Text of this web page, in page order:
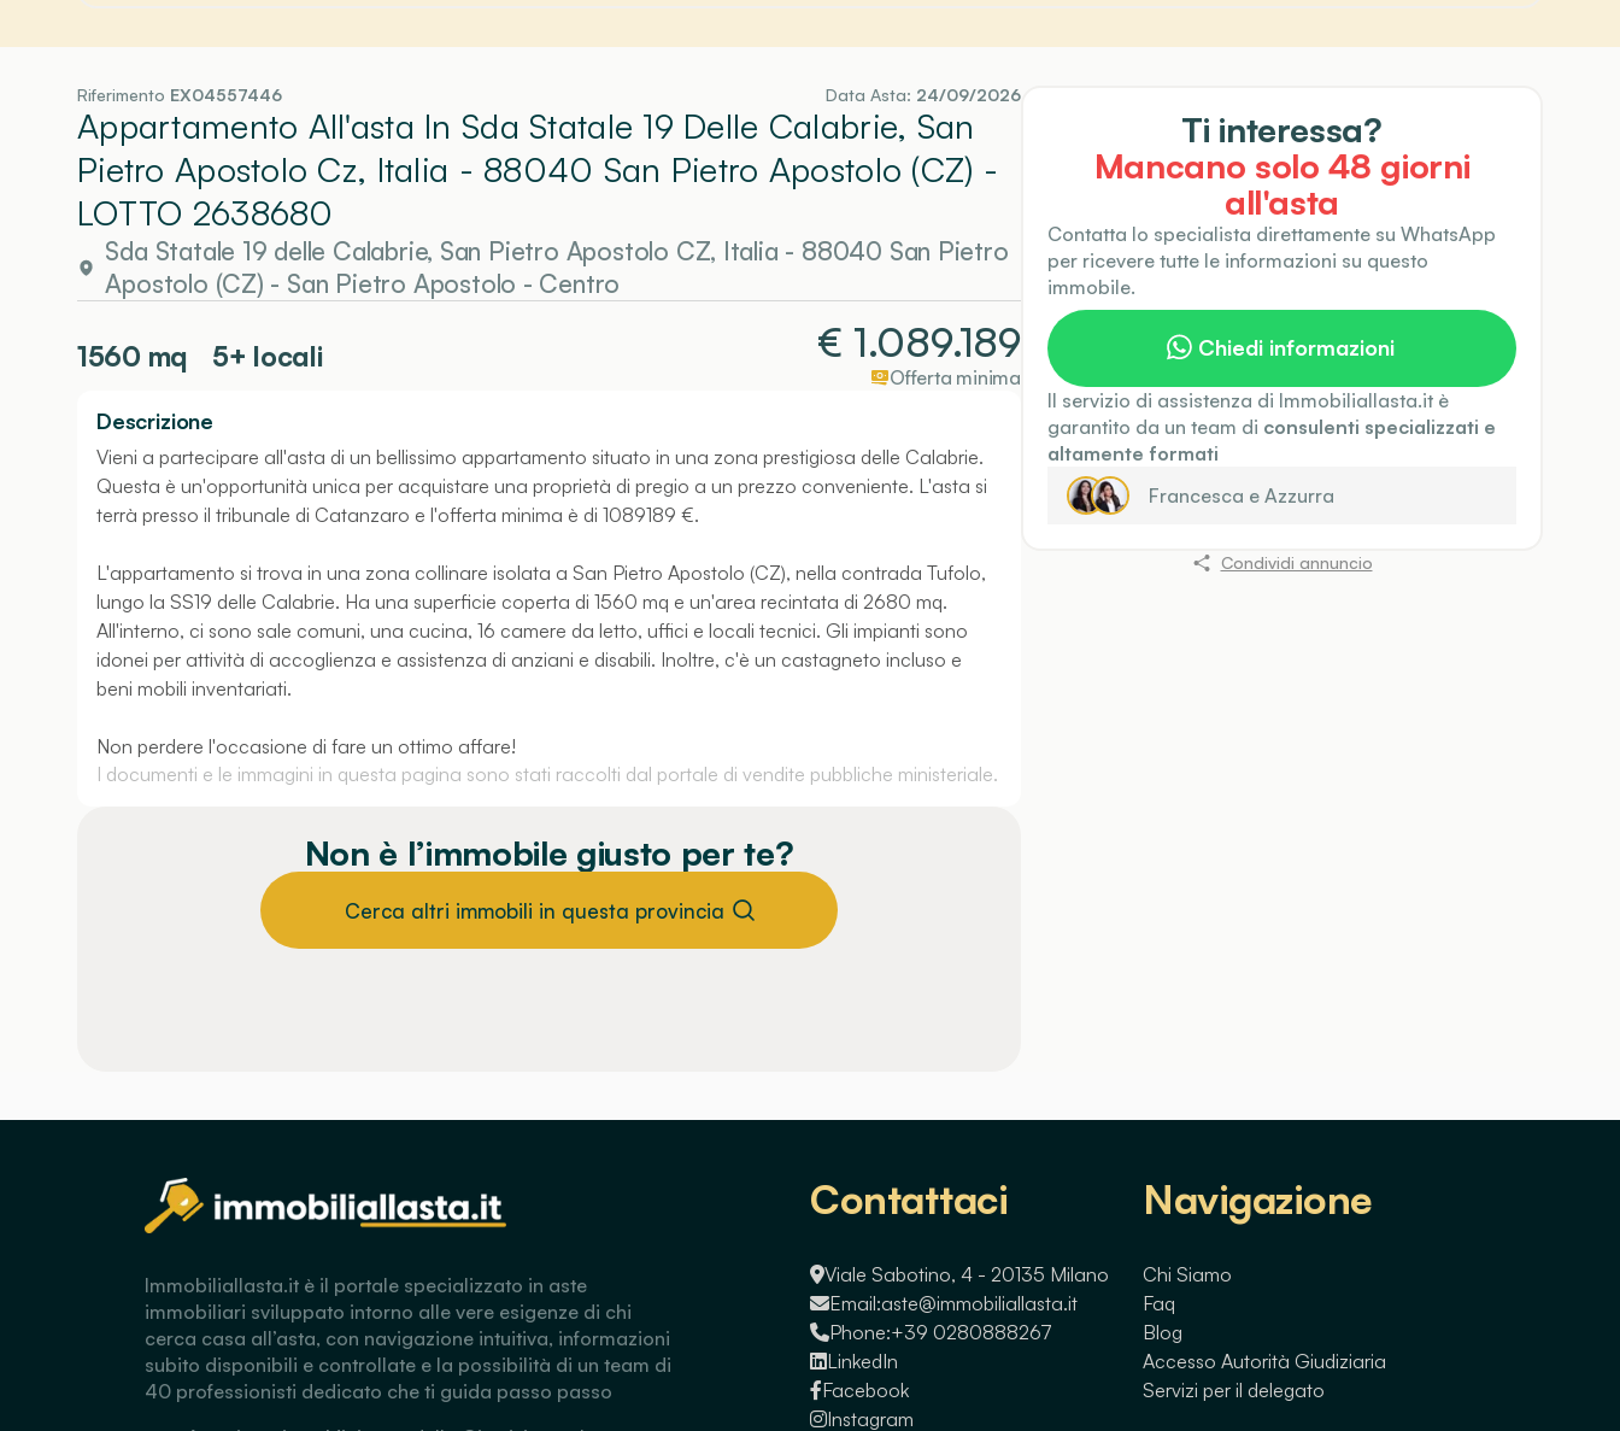
Riferimento EX04557446 Data Asta: 24/09/2026
Appartamento All'asta In Sda Statale 19 Delle Calabrie, San
Pietro Apostolo Cz, Italia - 88040 San Pietro Apostolo (CZ) -
LOTTO 2638680
Sda Statale 19 delle Calabrie, San Pietro Apostolo CZ, Italia - 88040 San Pietro
Apostolo (CZ) - San Pietro Apostolo - Centro
1560 mq 5+ locali € 1.089.189
Offerta minima
Descrizione
Vieni a partecipare all'asta di un bellissimo appartamento situato in una zona prestigiosa delle Calabrie.
Questa è un'opportunità unica per acquistare una proprietà di pregio a un prezzo conveniente. L'asta si
terrà presso il tribunale di Catanzaro e l'offerta minima è di 1089189 €.
L'appartamento si trova in una zona collinare isolata a San Pietro Apostolo (CZ), nella contrada Tufolo,
lungo la SS19 delle Calabrie. Ha una superficie coperta di 1560 mq e un'area recintata di 2680 mq.
All'interno, ci sono sale comuni, una cucina, 16 camere da letto, uffici e locali tecnici. Gli impianti sono
idonei per attività di accoglienza e assistenza di anziani e disabili. Inoltre, c'è un castagneto incluso e
beni mobili inventariati.
Non perdere l'occasione di fare un ottimo affare!
I documenti e le immagini in questa pagina sono stati raccolti dal portale di vendite pubbliche ministeriale.
Non è l’immobile giusto per te?
Cerca altri immobili in questa provincia
Ti interessa?
Mancano solo48 giorni
all'asta
Contatta lo specialista direttamente su WhatsApp
per ricevere tutte le informazioni su questo
immobile.
Chiedi informazioni
Il servizio di assistenza di Immobiliallasta.it è
garantito da un team di consulenti specializzati e
altamente formati
Francesca e Azzurra
Condividi annuncio
Immobiliallasta.it è il portale specializzato in aste
immobiliari sviluppato intorno alle vere esigenze di chi
cerca casa all’asta, con navigazione intuitiva, informazioni
subito disponibili e controllate e la possibilità di un team di
40 professionisti dedicato che ti guida passo passo
Contattaci
Viale Sabotino, 4 - 20135 Milano
Email:aste@immobiliallasta.it
Phone:+39 0280888267
LinkedIn
Facebook
Instagram
Navigazione
Chi Siamo
Faq
Blog
Accesso Autorità Giudiziaria
Servizi per il delegato